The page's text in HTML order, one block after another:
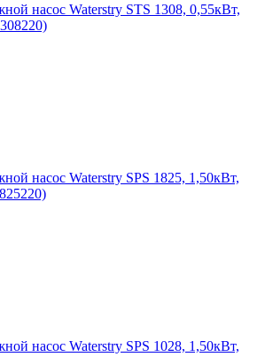
насос Waterstry STS 1308, 0,55кВт,
насос Waterstry SPS 1825, 1,50кВт,
насос Waterstry SPS 1028, 1,50кВт,